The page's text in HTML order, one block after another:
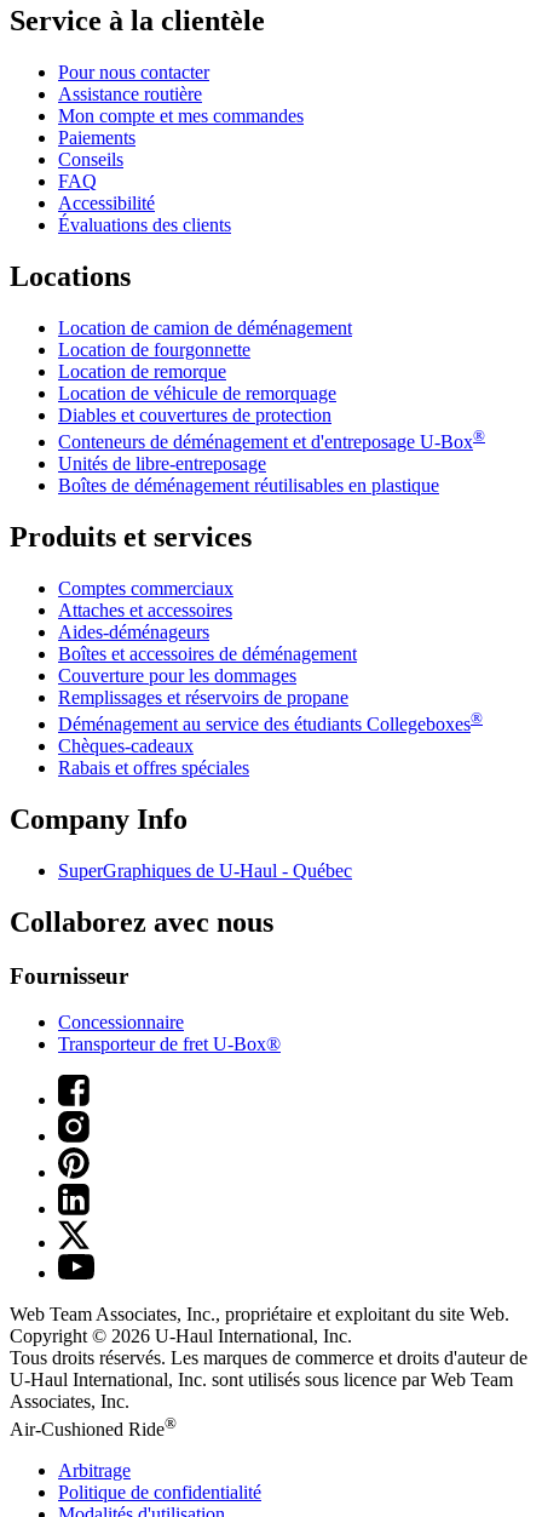
Service à la clientèle
Pour nous contacter
Assistance routière
Mon compte et mes commandes
Paiements
Conseils
FAQ
Accessibilité
Évaluations des clients
Locations
Location de camion de déménagement
Location de fourgonnette
Location de remorque
Location de véhicule de remorquage
Diables et couvertures de protection
Conteneurs de déménagement et d'entreposage U-Box®
Unités de libre-entreposage
Boîtes de déménagement réutilisables en plastique
Produits et services
Comptes commerciaux
Attaches et accessoires
Aides-déménageurs
Boîtes et accessoires de déménagement
Couverture pour les dommages
Remplissages et réservoirs de propane
Déménagement au service des étudiants Collegeboxes®
Chèques-cadeaux
Rabais et offres spéciales
Company Info
SuperGraphiques de U-Haul - Québec
Collaborez avec nous
Fournisseur
Concessionnaire
Transporteur de fret U-Box®
Web Team Associates, Inc., propriétaire et exploitant du site Web.
Copyright © 2026 U-Haul International, Inc.
Tous droits réservés. Les marques de commerce et droits d'auteur de
U-Haul International, Inc. sont utilisés sous licence par Web Team
Associates, Inc.
Air-Cushioned Ride®
Arbitrage
Politique de confidentialité